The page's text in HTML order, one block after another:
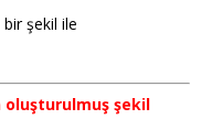
şekil ile
oluşturulmuş şekil